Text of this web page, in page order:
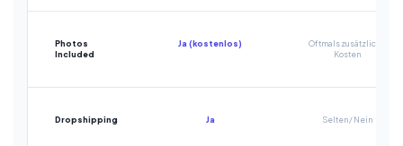
Photos
Included
Ja (kostenlos)
Oftmals zusätzliche
Kosten
Dropshipping Ja Selten / Nein